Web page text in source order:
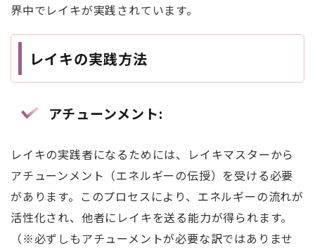
界中でレイキが実践されています。
レイキの実践方法
アチューンメント:
レイキの実践者になるためには、レイキマスターから
アチューンメント（エネルギーの伝授）を受ける必要
があります。このプロセスにより、エネルギーの流れが
活性化され、他者にレイキを送る能力が得られます。
（※必ずしもアチューメントが必要な訳ではありませ